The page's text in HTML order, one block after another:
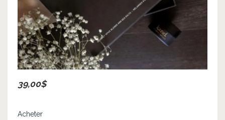
39,00$
Acheter